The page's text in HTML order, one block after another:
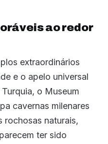
ao redor
extraordinários
e o apelo universal
o Museum
cavernas milenares
rochosas naturais,
ter sido